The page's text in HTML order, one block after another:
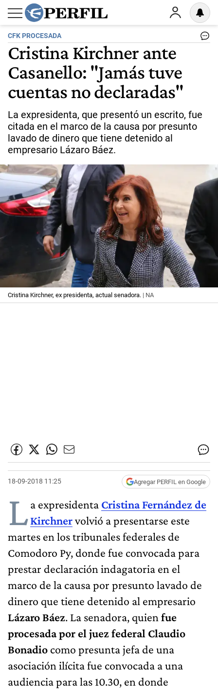
CFK PROCESADA
Cristina Kirchner ante
Casanello: "Jamás tuve
cuentas no declaradas"
La expresidenta, que presentó un escrito, fue
citada en el marco de la causa por presunto
lavado de dinero que tiene detenido al
empresario Lázaro Báez.
Cristina Kirchner, ex presidenta, actual senadora. | NA
18-09-2018 11:25 Agregar PERFIL en Google
La expresidenta Cristina Fernández de
Kirchnervolvió a presentarse este
martes en los tribunales federales de
Comodoro Py, donde fue convocada para
prestar declaración indagatoria en el
marco de la causa por presunto lavado de
dinero que tiene detenido al empresario
Lázaro Báez. La senadora, quien fue
procesada por el juez federal Claudio
Bonadio como presunta jefa de una
asociación ilícita fue convocada a una
audiencia para las 10.30, en donde